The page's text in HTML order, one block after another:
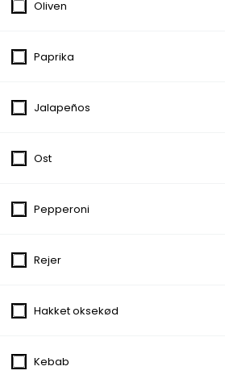
Med tomat, ost, champignon, paprika,
fra
Med tomat, ost, skinke og tun
Med tomat, ost, skinke og champignon
Med tomat, ost, rejer og ananas
Oliven
Paprika
Jalapeños
Ost
Pepperoni
Rejer
Hakket oksekød
Kebab